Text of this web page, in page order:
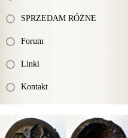
SPRZEDAM RÓŻNE
Forum
Linki
Kontakt